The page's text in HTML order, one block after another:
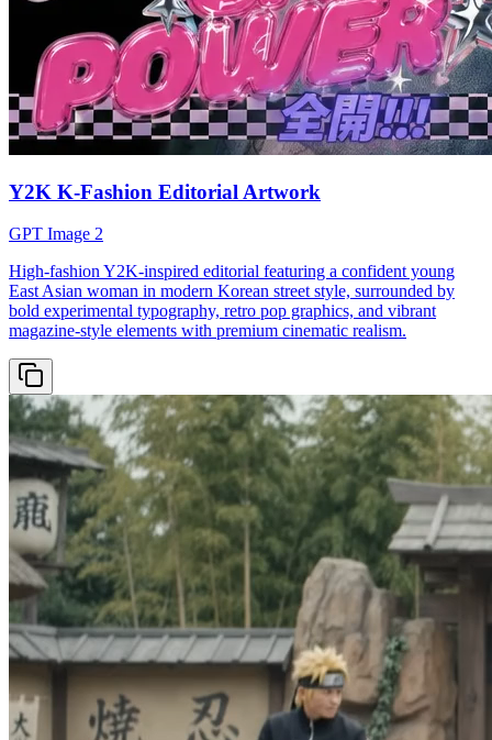
Y2K K-Fashion Editorial Artwork
GPT Image 2
High-fashion Y2K-inspired editorial featuring a confident young
East Asian woman in modern Korean street style, surrounded by
bold experimental typography, retro pop graphics, and vibrant
magazine-style elements with premium cinematic realism.